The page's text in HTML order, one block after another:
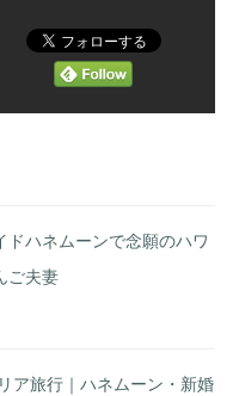
ドハネムーンで念願のハワ
ご夫妻
ア旅行｜ハネムーン・新婚